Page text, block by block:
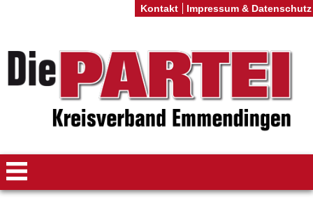
Kontakt Impressum & Datenschutz